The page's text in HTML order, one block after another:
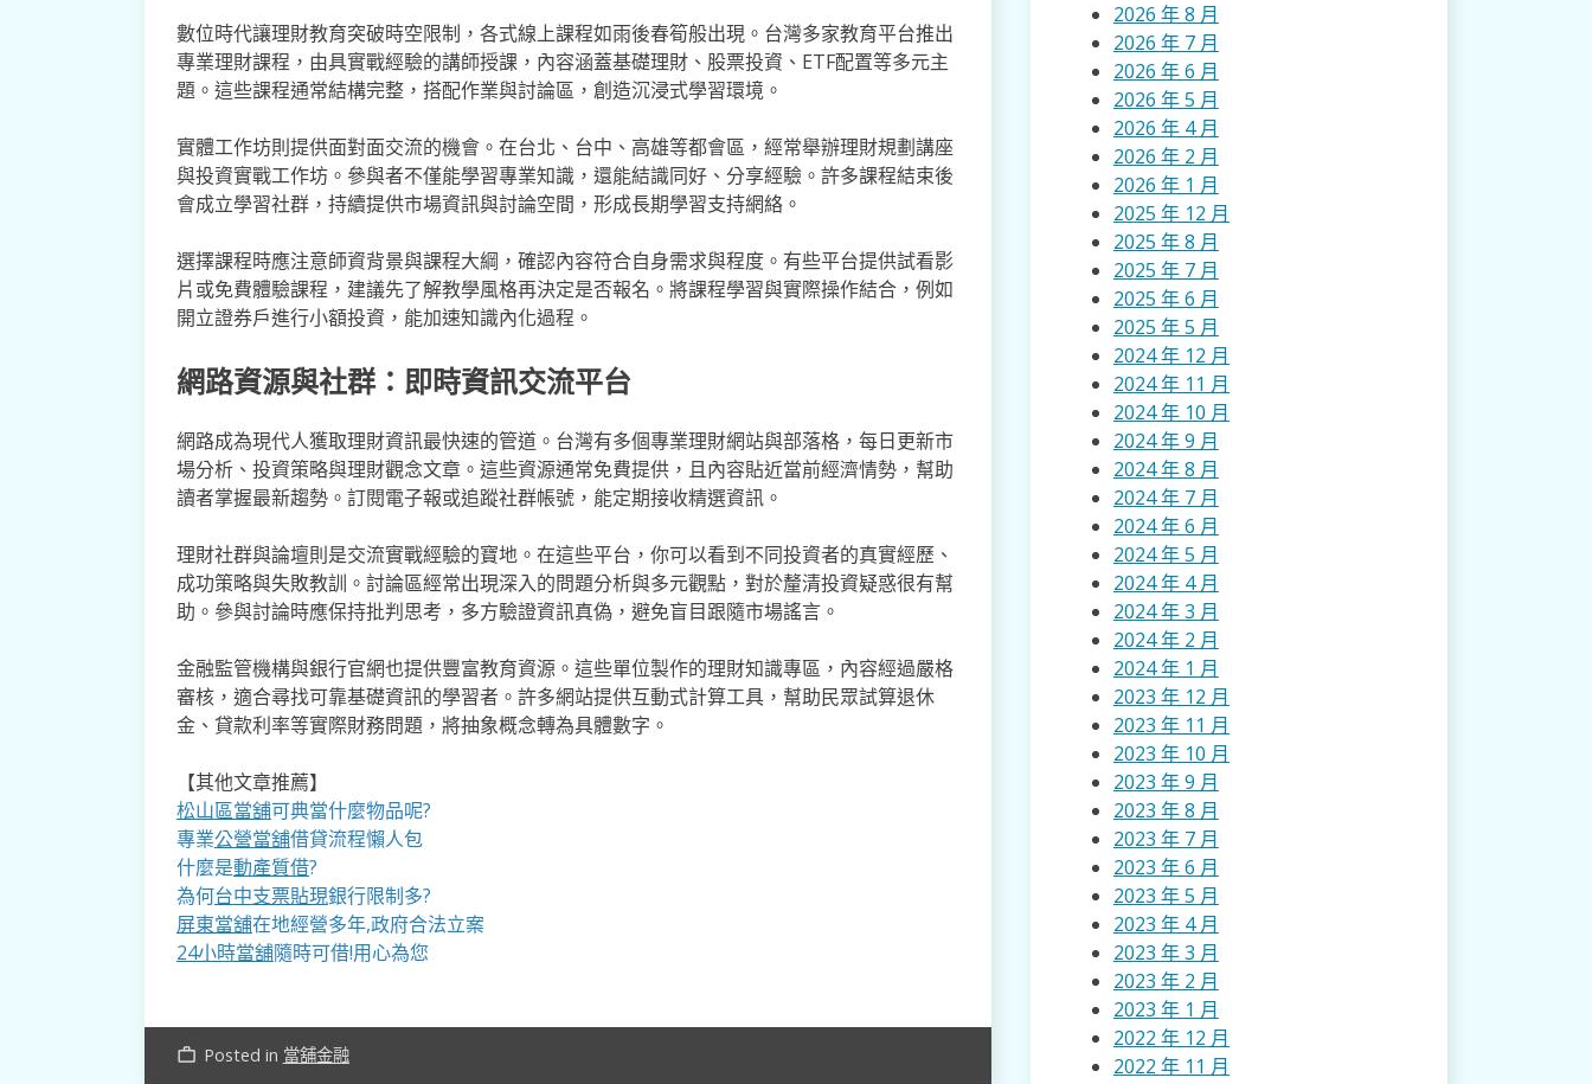
數位時代讓理財教育突破時空限制，各式線上課程如雨後春筍般出現。台灣多家教育平台推出
專業理財課程，由具實戰經驗的講師授課，內容涵蓋基礎理財、股票投資、ETF配置等多元主
題。這些課程通常結構完整，搭配作業與討論區，創造沉浸式學習環境。
實體工作坊則提供面對面交流的機會。在台北、台中、高雄等都會區，經常舉辦理財規劃講座
與投資實戰工作坊。參與者不僅能學習專業知識，還能結識同好、分享經驗。許多課程結束後
會成立學習社群，持續提供市場資訊與討論空間，形成長期學習支持網絡。
選擇課程時應注意師資背景與課程大綱，確認內容符合自身需求與程度。有些平台提供試看影
片或免費體驗課程，建議先了解教學風格再決定是否報名。將課程學習與實際操作結合，例如
開立證券戶進行小額投資，能加速知識內化過程。
網路資源與社群：即時資訊交流平台
網路成為現代人獲取理財資訊最快速的管道。台灣有多個專業理財網站與部落格，每日更新市
場分析、投資策略與理財觀念文章。這些資源通常免費提供，且內容貼近當前經濟情勢，幫助
讀者掌握最新趨勢。訂閱電子報或追蹤社群帳號，能定期接收精選資訊。
理財社群與論壇則是交流實戰經驗的寶地。在這些平台，你可以看到不同投資者的真實經歷、
成功策略與失敗教訓。討論區經常出現深入的問題分析與多元觀點，對於釐清投資疑惑很有幫
助。參與討論時應保持批判思考，多方驗證資訊真偽，避免盲目跟隨市場謠言。
金融監管機構與銀行官網也提供豐富教育資源。這些單位製作的理財知識專區，內容經過嚴格
審核，適合尋找可靠基礎資訊的學習者。許多網站提供互動式計算工具，幫助民眾試算退休
金、貸款利率等實際財務問題，將抽象概念轉為具體數字。
【其他文章推薦】
松山區當舖可典當什麼物品呢?
專業公營當舖借貸流程懶人包
什麼是動產質借?
為何台中支票貼現銀行限制多?
屏東當舖在地經營多年,政府合法立案
24小時當舖隨時可借!用心為您
work_outline Posted in 當舖金融
2026 年 8 月
2026 年 7 月
2026 年 6 月
2026 年 5 月
2026 年 4 月
2026 年 2 月
2026 年 1 月
2025 年 12 月
2025 年 8 月
2025 年 7 月
2025 年 6 月
2025 年 5 月
2024 年 12 月
2024 年 11 月
2024 年 10 月
2024 年 9 月
2024 年 8 月
2024 年 7 月
2024 年 6 月
2024 年 5 月
2024 年 4 月
2024 年 3 月
2024 年 2 月
2024 年 1 月
2023 年 12 月
2023 年 11 月
2023 年 10 月
2023 年 9 月
2023 年 8 月
2023 年 7 月
2023 年 6 月
2023 年 5 月
2023 年 4 月
2023 年 3 月
2023 年 2 月
2023 年 1 月
2022 年 12 月
2022 年 11 月